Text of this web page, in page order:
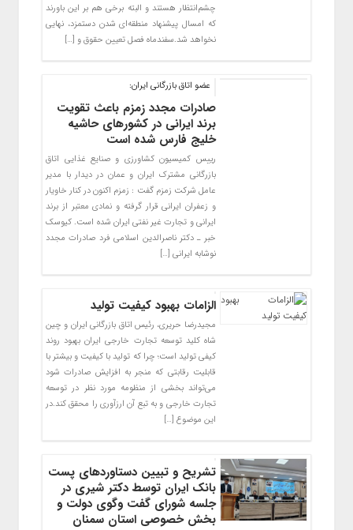
چشم‌انتظار هستند و البته برخی هم بر این باورند
که امسال پیشنهاد منطقه‌ای شدن دستمزد، نهایی
نخواهد شد.سفندماه فصل تعیین حقوق و […]
عضو اتاق بازرگانی ایران:
صادرات مجدد زمزم باعث تقویت
برند ایرانی در کشورهای حاشیه
خلیج فارس شده است
رییس کمیسیون کشاورزی و صنایع غذایی اتاق
بازرگانی مشترک ایران و عمان در دیدار با مدیر
عامل شرکت زمزم گفت : زمزم اکنون در کنار خاویار
و زعفران ایرانی قرار گرفته و نمادی معتبر از برند
ایرانی و تجارت غیر نفتی ایران شده است. کیوسک
خبر ـ دکتر ناصرالدین اسلامی فرد صادرات مجدد
نوشابه ایرانی […]
الزامات بهبود کیفیت تولید
مجیدرضا حریری، رئیس اتاق بازرگانی ایران و چین
شاه کلید توسعه تجارت خارجی ایران بهبود روند
کیفی تولید است؛ چرا که تولید با کیفیت و بیشتر با
قابلیت رقابتی که منجر به افزایش صادرات شود
می‌تواند بخشی از منظومه مورد نظر در توسعه
تجارت خارجی و به تبع آن ارزآوری را محقق کند.در
این موضوع […]
تشریح و تبیین دستاوردهای پست
بانک ایران توسط دکتر شیری در
جلسه شورای گفت وگوی دولت و
بخش خصوصی استان سمنان